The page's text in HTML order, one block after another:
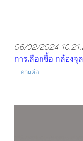
06/02/2024
การเลือกซื้อ กล้องจุ
อ่านต่อ